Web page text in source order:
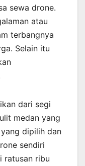
sewa drone.
atau
terbangnya
Selain itu
dari segi
medan yang
dipilih dan
sendiri
ratusan ribu